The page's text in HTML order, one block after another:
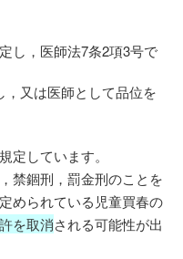
し，医師法7条2項3号で
又は医師として品位を
定しています。
禁錮刑，罰金刑のことを
められている児童買春の
を取消される可能性が出